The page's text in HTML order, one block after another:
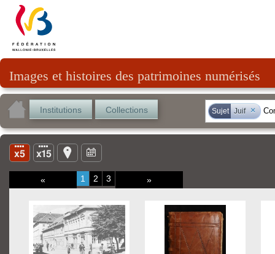
Images et histoires des patrimoines numérisés
Institutions Collections Sujet Juif ×
« 1 2 3 »